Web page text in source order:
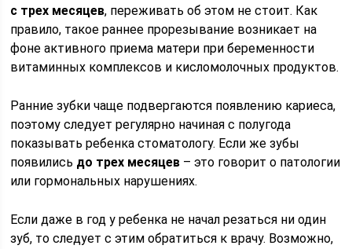
с трех месяцев, переживать об этом не стоит. Как
правило, такое раннее прорезывание возникает на
фоне активного приема матери при беременности
витаминных комплексов и кисломолочных продуктов.
Ранние зубки чаще подвергаются появлению кариеса,
поэтому следует регулярно начиная с полугода
показывать ребенка стоматологу. Если же зубы
появились до трех месяцев – это говорит о патологии
или гормональных нарушениях.
Если даже в год у ребенка не начал резаться ни один
зуб, то следует с этим обратиться к врачу. Возможно,